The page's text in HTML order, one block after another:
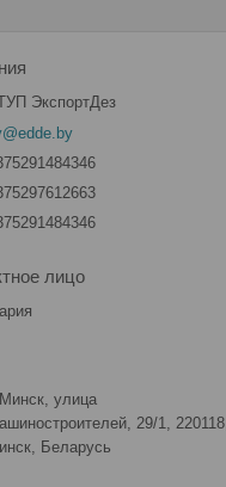
ЭкспортДез
Минск, улица
29/1, 220118,
Беларусь